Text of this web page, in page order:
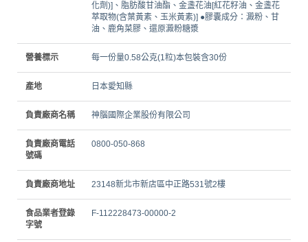
化劑)]、脂肪酸甘油酯、金盞花油[紅花籽油、金盞花
萃取物(含葉黃素、玉米黃素)] ●膠囊成分：澱粉、甘
油、鹿角菜膠、還原澱粉糖漿
營養標示 每一份量0.58公克(1粒)本包裝含30份
產地 日本愛知縣
負責廠商名稱 神腦國際企業股份有限公司
負責廠商電話
號碼
0800-050-868
負責廠商地址 23148新北市新店區中正路531號2樓
食品業者登錄
字號
F-112228473-00000-2